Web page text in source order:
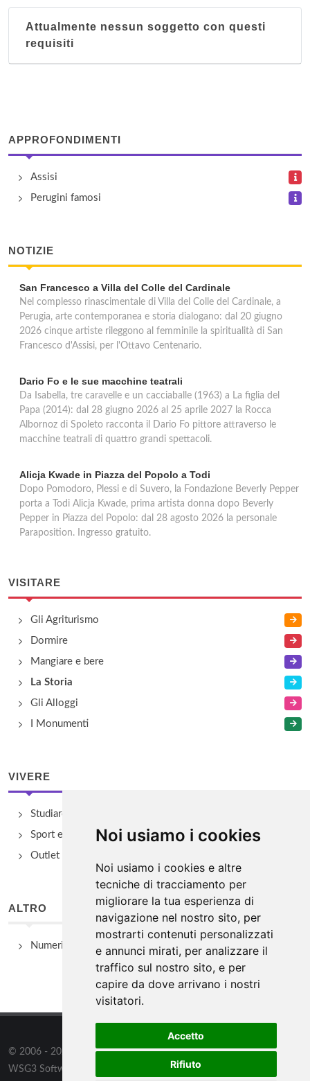
Noi usiamo i cookies
Noi usiamo i cookies e altre
tecniche di tracciamento per
migliorare la tua esperienza di
navigazione nel nostro sito, per
mostrarti contenuti personalizzati
e annunci mirati, per analizzare il
traffico sul nostro sito, e per
capire da dove arrivano i nostri
visitatori.
Accetto
Rifiuto
piazza Campello 1, Spoleto
via Flaminia km 139, Campello sul Clitunno
Tomba con volte a botte
località Colle , Bettona
Attualmente nessun soggetto con questi
requisiti
APPROFONDIMENTI
Assisi
Perugini famosi
NOTIZIE
San Francesco a Villa del Colle del Cardinale
Nel complesso rinascimentale di Villa del Colle del Cardinale, a
Perugia, arte contemporanea e storia dialogano: dal 20 giugno
2026 cinque artiste rileggono al femminile la spiritualità di San
Francesco d'Assisi, per l'Ottavo Centenario.
Dario Fo e le sue macchine teatrali
Da Isabella, tre caravelle e un cacciaballe (1963) a La figlia del
Papa (2014): dal 28 giugno 2026 al 25 aprile 2027 la Rocca
Albornoz di Spoleto racconta il Dario Fo pittore attraverso le
macchine teatrali di quattro grandi spettacoli.
Alicja Kwade in Piazza del Popolo a Todi
Dopo Pomodoro, Plessi e di Suvero, la Fondazione Beverly Pepper
porta a Todi Alicja Kwade, prima artista donna dopo Beverly
Pepper in Piazza del Popolo: dal 28 agosto 2026 la personale
Paraposition. Ingresso gratuito.
VISITARE
Gli Agriturismo
Dormire
Mangiare e bere
La Storia
Gli Alloggi
I Monumenti
VIVERE
Studiare
Sport e Benessere
Outlet e spacci aziendali
ALTRO
Numeri Utili
© 2006 - 2026 WSG3 STUDIOtutti i diritti riservati. Powered by
WSG3 Software